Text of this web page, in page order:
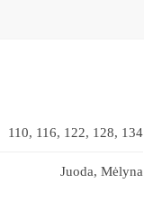
110, 116, 122, 128, 134
Juoda, Mėlyna